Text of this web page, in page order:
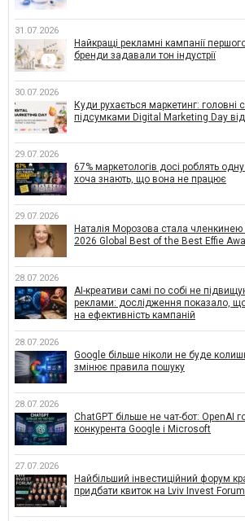
31.07.2026
Найкращі рекламні кампанії
бренди задавали тон індустрії
30.07.2026
Куди рухається маркетинг: головні
підсумками Digital Marketing Day
29.07.2026
67% маркетологів досі роблять
хоча знають, що вона не працює
29.07.2026
Наталія Морозова стала членкинею
2026 Global Best of the Best Effie
28.07.2026
AI-креативи самі по собі не
реклами: дослідження показало,
на ефективність кампаній
28.07.2026
Google більше ніколи не буде
змінює правила пошуку
28.07.2026
ChatGPT більше не чат-бот: OpenAI
конкурента Google і Microsoft
27.07.2026
Найбільший інвестиційний форум
придбати квиток на Lviv Invest Forum